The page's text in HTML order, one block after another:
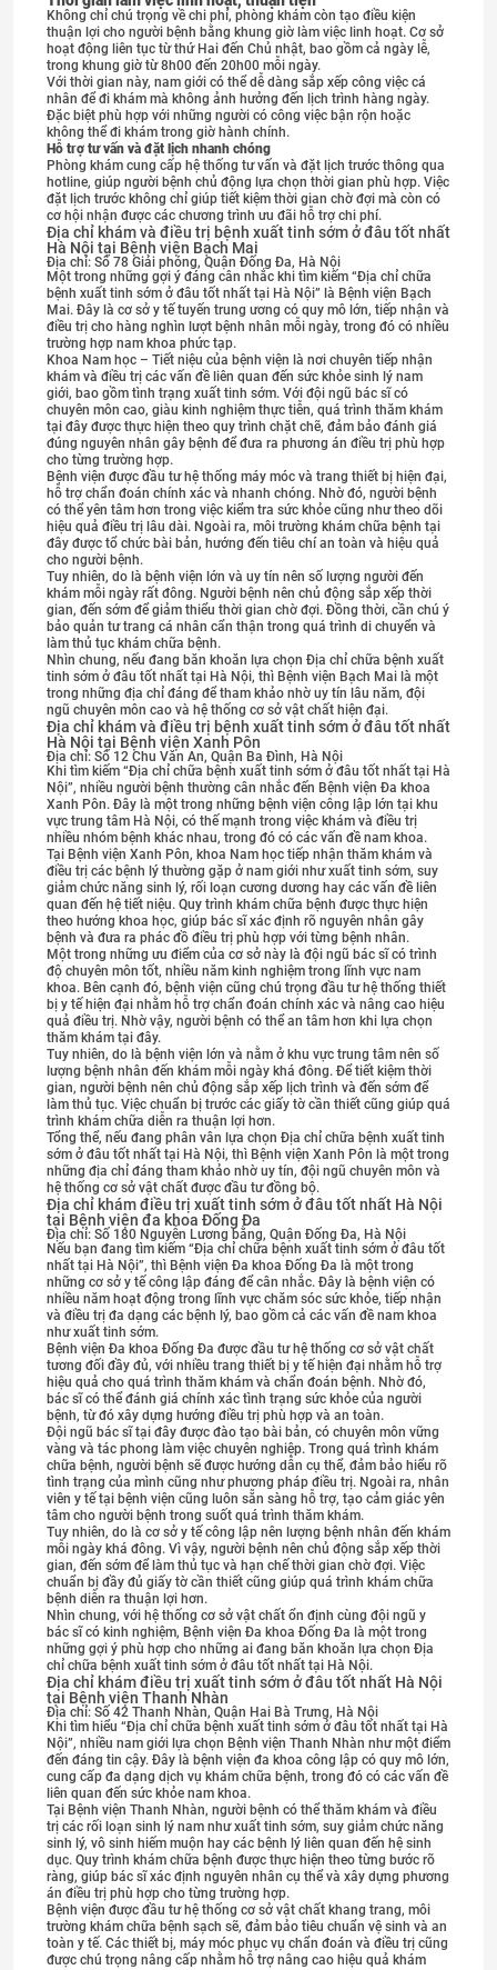
Không chỉ chú trọng về chi phí, phòng khám còn tạo điều kiện
thuận lợi cho người bệnh bằng khung giờ làm việc linh hoạt. Cơ sở
hoạt động liên tục từ thứ Hai đến Chủ nhật, bao gồm cả ngày lễ,
trong khung giờ từ 8h00 đến 20h00 mỗi ngày.
Với thời gian này, nam giới có thể dễ dàng sắp xếp công việc cá
nhân để đi khám mà không ảnh hưởng đến lịch trình hàng ngày.
Đặc biệt phù hợp với những người có công việc bận rộn hoặc
không thể đi khám trong giờ hành chính.
Hỗ trợ tư vấn và đặt lịch nhanh chóng
Phòng khám cung cấp hệ thống tư vấn và đặt lịch trước thông qua
hotline, giúp người bệnh chủ động lựa chọn thời gian phù hợp. Việc
đặt lịch trước không chỉ giúp tiết kiệm thời gian chờ đợi mà còn có
cơ hội nhận được các chương trình ưu đãi hỗ trợ chi phí.
Địa chỉ khám và điều trị bệnh xuất tinh sớm ở đâu tốt nhất
Hà Nội tại Bệnh viện Bạch Mai
Địa chỉ: Số 78 Giải phóng, Quận Đống Đa, Hà Nội
Một trong những gợi ý đáng cân nhắc khi tìm kiếm “Địa chỉ chữa
bệnh xuất tinh sớm ở đâu tốt nhất tại Hà Nội” là Bệnh viện Bạch
Mai. Đây là cơ sở y tế tuyến trung ương có quy mô lớn, tiếp nhận và
điều trị cho hàng nghìn lượt bệnh nhân mỗi ngày, trong đó có nhiều
trường hợp nam khoa phức tạp.
Khoa Nam học – Tiết niệu của bệnh viện là nơi chuyên tiếp nhận
khám và điều trị các vấn đề liên quan đến sức khỏe sinh lý nam
giới, bao gồm tình trạng xuất tinh sớm. Với đội ngũ bác sĩ có
chuyên môn cao, giàu kinh nghiệm thực tiễn, quá trình thăm khám
tại đây được thực hiện theo quy trình chặt chẽ, đảm bảo đánh giá
đúng nguyên nhân gây bệnh để đưa ra phương án điều trị phù hợp
cho từng trường hợp.
Bệnh viện được đầu tư hệ thống máy móc và trang thiết bị hiện đại,
hỗ trợ chẩn đoán chính xác và nhanh chóng. Nhờ đó, người bệnh
có thể yên tâm hơn trong việc kiểm tra sức khỏe cũng như theo dõi
hiệu quả điều trị lâu dài. Ngoài ra, môi trường khám chữa bệnh tại
đây được tổ chức bài bản, hướng đến tiêu chí an toàn và hiệu quả
cho người bệnh.
Tuy nhiên, do là bệnh viện lớn và uy tín nên số lượng người đến
khám mỗi ngày rất đông. Người bệnh nên chủ động sắp xếp thời
gian, đến sớm để giảm thiểu thời gian chờ đợi. Đồng thời, cần chú ý
bảo quản tư trang cá nhân cẩn thận trong quá trình di chuyển và
làm thủ tục khám chữa bệnh.
Nhìn chung, nếu đang băn khoăn lựa chọn Địa chỉ chữa bệnh xuất
tinh sớm ở đâu tốt nhất tại Hà Nội, thì Bệnh viện Bạch Mai là một
trong những địa chỉ đáng để tham khảo nhờ uy tín lâu năm, đội
ngũ chuyên môn cao và hệ thống cơ sở vật chất hiện đại.
Địa chỉ khám và điều trị bệnh xuất tinh sớm ở đâu tốt nhất
Hà Nội tại Bệnh viện Xanh Pôn
Địa chỉ: Số 12 Chu Văn An, Quận Ba Đình, Hà Nội
Khi tìm kiếm “Địa chỉ chữa bệnh xuất tinh sớm ở đâu tốt nhất tại Hà
Nội”, nhiều người bệnh thường cân nhắc đến Bệnh viện Đa khoa
Xanh Pôn. Đây là một trong những bệnh viện công lập lớn tại khu
vực trung tâm Hà Nội, có thế mạnh trong việc khám và điều trị
nhiều nhóm bệnh khác nhau, trong đó có các vấn đề nam khoa.
Tại Bệnh viện Xanh Pôn, khoa Nam học tiếp nhận thăm khám và
điều trị các bệnh lý thường gặp ở nam giới như xuất tinh sớm, suy
giảm chức năng sinh lý, rối loạn cương dương hay các vấn đề liên
quan đến hệ tiết niệu. Quy trình khám chữa bệnh được thực hiện
theo hướng khoa học, giúp bác sĩ xác định rõ nguyên nhân gây
bệnh và đưa ra phác đồ điều trị phù hợp với từng bệnh nhân.
Một trong những ưu điểm của cơ sở này là đội ngũ bác sĩ có trình
độ chuyên môn tốt, nhiều năm kinh nghiệm trong lĩnh vực nam
khoa. Bên cạnh đó, bệnh viện cũng chú trọng đầu tư hệ thống thiết
bị y tế hiện đại nhằm hỗ trợ chẩn đoán chính xác và nâng cao hiệu
quả điều trị. Nhờ vậy, người bệnh có thể an tâm hơn khi lựa chọn
thăm khám tại đây.
Tuy nhiên, do là bệnh viện lớn và nằm ở khu vực trung tâm nên số
lượng bệnh nhân đến khám mỗi ngày khá đông. Để tiết kiệm thời
gian, người bệnh nên chủ động sắp xếp lịch trình và đến sớm để
làm thủ tục. Việc chuẩn bị trước các giấy tờ cần thiết cũng giúp quá
trình khám chữa diễn ra thuận lợi hơn.
Tổng thể, nếu đang phân vân lựa chọn Địa chỉ chữa bệnh xuất tinh
sớm ở đâu tốt nhất tại Hà Nội, thì Bệnh viện Xanh Pôn là một trong
những địa chỉ đáng tham khảo nhờ uy tín, đội ngũ chuyên môn và
hệ thống cơ sở vật chất được đầu tư đồng bộ.
Địa chỉ khám điều trị xuất tinh sớm ở đâu tốt nhất Hà Nội
tại Bệnh viện đa khoa Đống Đa
Địa chỉ: Số 180 Nguyễn Lương bằng, Quận Đống Đa, Hà Nội
Nếu bạn đang tìm kiếm “Địa chỉ chữa bệnh xuất tinh sớm ở đâu tốt
nhất tại Hà Nội”, thì Bệnh viện Đa khoa Đống Đa là một trong
những cơ sở y tế công lập đáng để cân nhắc. Đây là bệnh viện có
nhiều năm hoạt động trong lĩnh vực chăm sóc sức khỏe, tiếp nhận
và điều trị đa dạng các bệnh lý, bao gồm cả các vấn đề nam khoa
như xuất tinh sớm.
Bệnh viện Đa khoa Đống Đa được đầu tư hệ thống cơ sở vật chất
tương đối đầy đủ, với nhiều trang thiết bị y tế hiện đại nhằm hỗ trợ
hiệu quả cho quá trình thăm khám và chẩn đoán bệnh. Nhờ đó,
bác sĩ có thể đánh giá chính xác tình trạng sức khỏe của người
bệnh, từ đó xây dựng hướng điều trị phù hợp và an toàn.
Đội ngũ bác sĩ tại đây được đào tạo bài bản, có chuyên môn vững
vàng và tác phong làm việc chuyên nghiệp. Trong quá trình khám
chữa bệnh, người bệnh sẽ được hướng dẫn cụ thể, đảm bảo hiểu rõ
tình trạng của mình cũng như phương pháp điều trị. Ngoài ra, nhân
viên y tế tại bệnh viện cũng luôn sẵn sàng hỗ trợ, tạo cảm giác yên
tâm cho người bệnh trong suốt quá trình thăm khám.
Tuy nhiên, do là cơ sở y tế công lập nên lượng bệnh nhân đến khám
mỗi ngày khá đông. Vì vậy, người bệnh nên chủ động sắp xếp thời
gian, đến sớm để làm thủ tục và hạn chế thời gian chờ đợi. Việc
chuẩn bị đầy đủ giấy tờ cần thiết cũng giúp quá trình khám chữa
bệnh diễn ra thuận lợi hơn.
Nhìn chung, với hệ thống cơ sở vật chất ổn định cùng đội ngũ y
bác sĩ có kinh nghiệm, Bệnh viện Đa khoa Đống Đa là một trong
những gợi ý phù hợp cho những ai đang băn khoăn lựa chọn Địa
chỉ chữa bệnh xuất tinh sớm ở đâu tốt nhất tại Hà Nội.
Địa chỉ khám điều trị xuất tinh sớm ở đâu tốt nhất Hà Nội
tại Bệnh viện Thanh Nhàn
Địa chỉ: Số 42 Thanh Nhàn, Quận Hai Bà Trưng, Hà Nội
Khi tìm hiểu “Địa chỉ chữa bệnh xuất tinh sớm ở đâu tốt nhất tại Hà
Nội”, nhiều nam giới lựa chọn Bệnh viện Thanh Nhàn như một điểm
đến đáng tin cậy. Đây là bệnh viện đa khoa công lập có quy mô lớn,
cung cấp đa dạng dịch vụ khám chữa bệnh, trong đó có các vấn đề
liên quan đến sức khỏe nam khoa.
Tại Bệnh viện Thanh Nhàn, người bệnh có thể thăm khám và điều
trị các rối loạn sinh lý nam như xuất tinh sớm, suy giảm chức năng
sinh lý, vô sinh hiếm muộn hay các bệnh lý liên quan đến hệ sinh
dục. Quy trình khám chữa bệnh được thực hiện theo từng bước rõ
ràng, giúp bác sĩ xác định nguyên nhân cụ thể và xây dựng phương
án điều trị phù hợp cho từng trường hợp.
Bệnh viện được đầu tư hệ thống cơ sở vật chất khang trang, môi
trường khám chữa bệnh sạch sẽ, đảm bảo tiêu chuẩn vệ sinh và an
toàn y tế. Các thiết bị, máy móc phục vụ chẩn đoán và điều trị cũng
được chú trọng nâng cấp nhằm hỗ trợ nâng cao hiệu quả khám